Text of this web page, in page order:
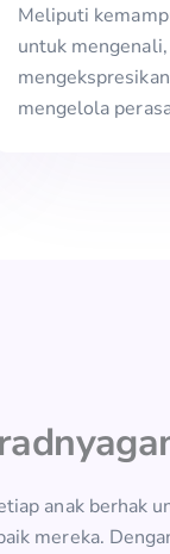
Meliputi
untuk mengenali,
mengelola
anak berhak
mereka.